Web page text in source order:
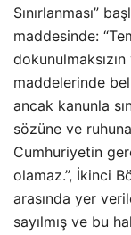
Sınırlanması”
maddesinde:
maddelerinde
ancak kanunla
sözüne ve
Cumhuriyetin
olamaz.”, İkinci
arasında yer
sayılmış ve bu